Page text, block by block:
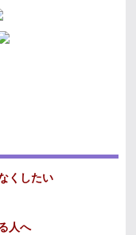
くしたい
人へ